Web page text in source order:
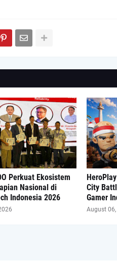
Perkuat Ekosistem
Nasional di
Indonesia 2026
City
Gamer
August